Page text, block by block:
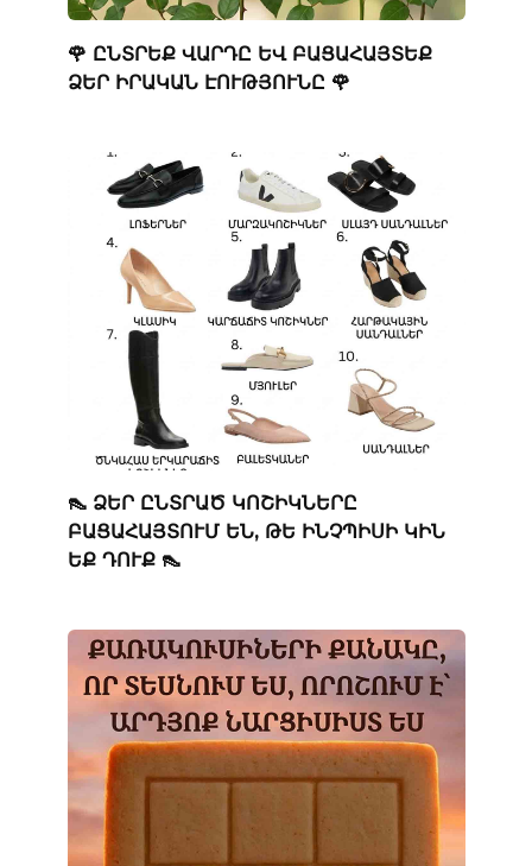
🌹 ԸՆՏՐԵՔ ՎԱՐԴԸ ԵՎ ԲԱՑԱՀԱՅՏԵՔ
ՁԵՐ ԻՐԱԿԱՆ ԷՈՒԹՅՈՒՆԸ 🌹
👠 ՁԵՐ ԸՆՏՐԱԾ ԿՈՇԻԿՆԵՐԸ
ԲԱՑԱՀԱՅՏՈՒՄ ԵՆ, ԹԵ ԻՆՉՊԻՍԻ ԿԻՆ
ԵՔ ԴՈՒՔ 👠